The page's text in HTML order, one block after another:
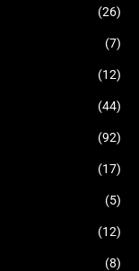
(26)
(7)
(12)
(44)
(92)
(17)
(5)
(12)
(8)